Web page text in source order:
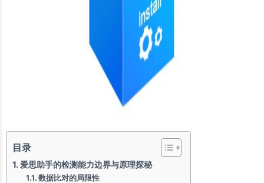
目录
爱思助手的检测能力边界与原理探秘
数据比对的局限性